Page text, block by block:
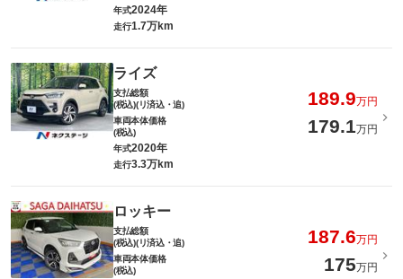
年式2024年
走行1.7万km
ライズ
支払総額
(税込)(リ済込・追)
189.9万円
車両本体価格
(税込)
179.1万円
年式2020年
走行3.3万km
ロッキー
支払総額
(税込)(リ済込・追)
187.6万円
車両本体価格
(税込)
175万円